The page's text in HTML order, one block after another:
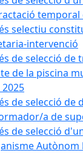
selectiu
intervenció
de selecció de
de la piscina
de selecció de
a de
de selecció
Autònom